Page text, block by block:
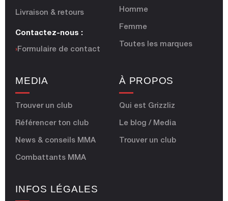
Livraison & retours
Contactez-nous :
›Formulaire de contact
Homme
Femme
Toutes les marques
MEDIA
Trouver un club
Référencer ton club
News & conseils MMA
Combattants MMA
À PROPOS
Qui est Grizzliz
Le blog / Media
Trouver un club
INFOS LÉGALES